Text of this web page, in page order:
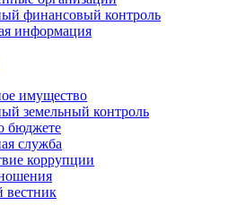
финансовый контроль
информация
имущество
земельный контроль
бюджете
служба
коррупции